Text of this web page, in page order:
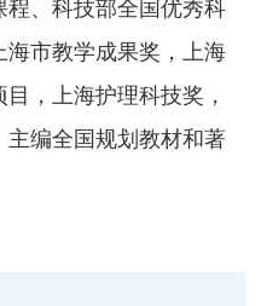
、科技部全国优秀科
市教学成果奖，上海
，上海护理科技奖，
编全国规划教材和著